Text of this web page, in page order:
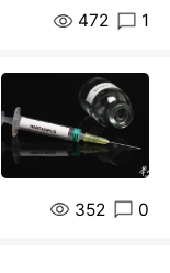
472 1
352 0